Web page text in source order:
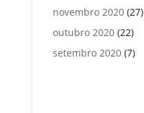
novembro 2020 (27)
outubro 2020 (22)
setembro 2020 (7)